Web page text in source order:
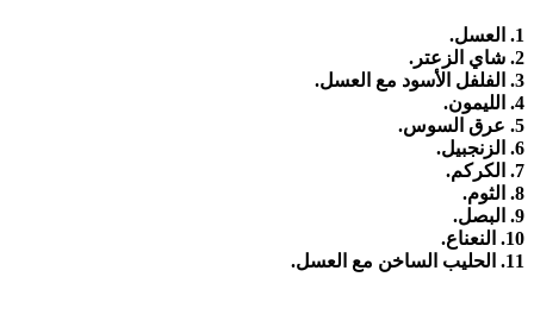
1. العسل.
2. شاي الزعتر.
3. الفلفل الأسود مع العسل.
4. الليمون.
5. عرق السوس.
6. الزنجبيل.
7. الكركم.
8. الثوم.
9. البصل.
10. النعناع.
11. الحليب الساخن مع العسل.